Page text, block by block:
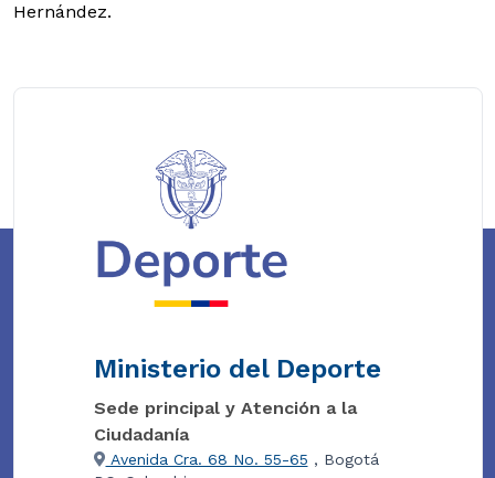
Hernández.
Ministerio del Deporte
Sede principal y Atención a la
Ciudadanía
Avenida Cra. 68 No. 55-65 , Bogotá